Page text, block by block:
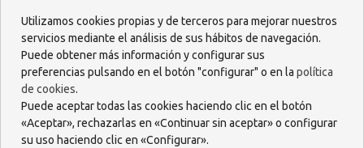
O escríbenos por WhastApp
618 085 736
Utilizamos cookies propias y de terceros para mejorar nuestros
servicios mediante el análisis de sus hábitos de navegación.
Puede obtener más información y configurar sus
preferencias pulsando en el botón "configurar" o en la política
de cookies.
Puede aceptar todas las cookies haciendo clic en el botón
«Aceptar», rechazarlas en «Continuar sin aceptar» o configurar
su uso haciendo clic en «Configurar».